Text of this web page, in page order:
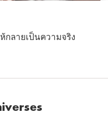
ลายเป็นความจริง